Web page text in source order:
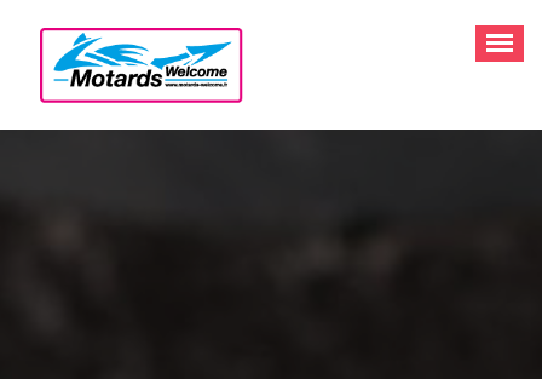
contenu